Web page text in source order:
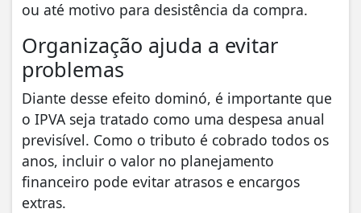
ou até motivo para desistência da compra.
Organização ajuda a evitar
problemas
Diante desse efeito dominó, é importante que
o IPVA seja tratado como uma despesa anual
previsível. Como o tributo é cobrado todos os
anos, incluir o valor no planejamento
financeiro pode evitar atrasos e encargos
extras.